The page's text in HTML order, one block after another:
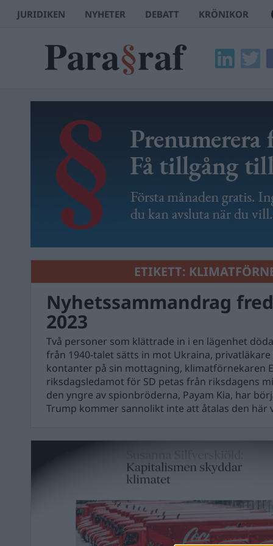
JURIDIKEN NYHETER DEBATT KRÖNIKOR
ETIKETT:
Nyhetssammandrag
2023
Två personer som klättrade in i en lägenhet
från 1940-talet sätts in mot Ukraina,
kontanter på sin mottagning, klimatförnekaren
riksdagsledamot för SD petas från riksdagens
den yngre av spionbröderna, Payam Kia, har
Trump kommer sannolikt inte att åtalas den här